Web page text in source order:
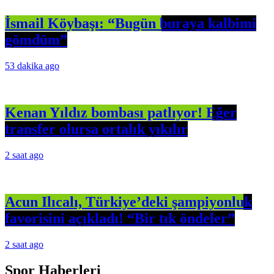
İsmail Köybaşı: “Bugün buraya kalbimi
gömdüm”
53 dakika ago
Kenan Yıldız bombası patlıyor! Eğer
transfer olursa ortalık yıkılır
2 saat ago
Acun Ilıcalı, Türkiye’deki şampiyonluk
favorisini açıkladı! “Bir tık öndeler”
2 saat ago
Spor Haberleri